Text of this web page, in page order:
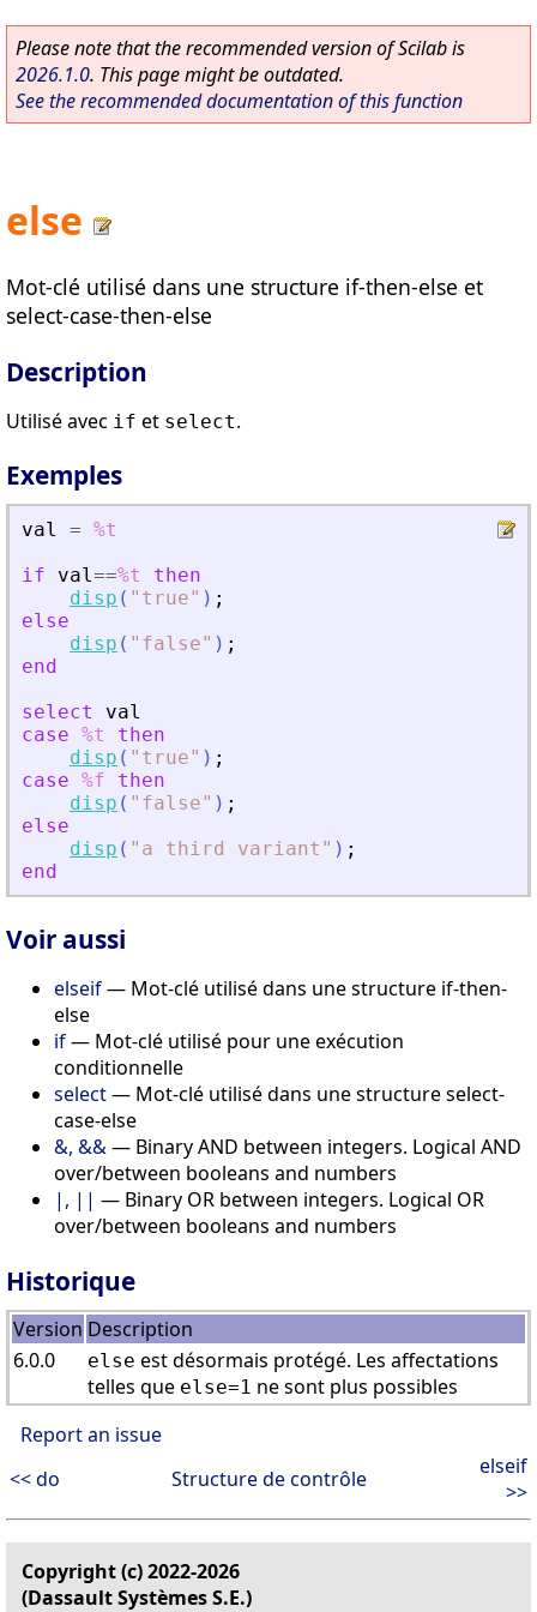
Please note that the recommended version of Scilab is
2026.1.0. This page might be outdated.
See the recommended documentation of this function
else
Mot-clé utilisé dans une structure if-then-else et
select-case-then-else
Description
Utilisé avec if et select.
Exemples
val = %t
if
val==%t
then
disp ( " true" ) ;
else
disp ( " false" ) ;
end
select
val
case %t
then
disp ( " true" ) ;
case %f
then
disp ( " false" ) ;
else
disp ( " a third variant " ) ;
end
Voir aussi
elseif— Mot-clé utilisé dans une structure if-then-
else
if— Mot-clé utilisé pour une exécution
conditionnelle
select— Mot-clé utilisé dans une structure select-
case-else
&, &&— Binary AND between integers. Logical AND
over/between booleans and numbers
|, || — Binary OR between integers. Logical OR
over/between booleans and numbers
Historique
Version Description
6.0.0
else est désormais protégé. Les affectations
telles que else=1 ne sont plus possibles
Report an issue
<< do
Structure de contrôle
elseif
>>
Copyright (c) 2022-2026
(Dassault Systèmes S.E.)